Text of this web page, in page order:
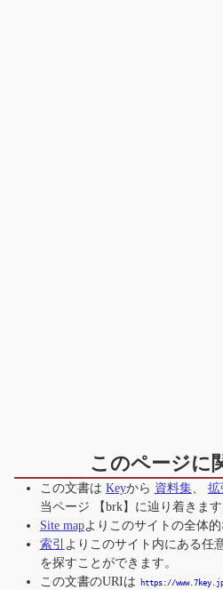
このページに
この文書は Keyから 資料集、 拡
当ページ
【brk】 に辿り着きます
Site mapよりこのサイトの全体的
索引 よりこのサイト内にある任
を探すことができます。
この文書のURIは
https://